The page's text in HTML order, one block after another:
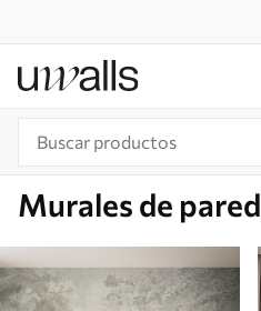
Murales de pared